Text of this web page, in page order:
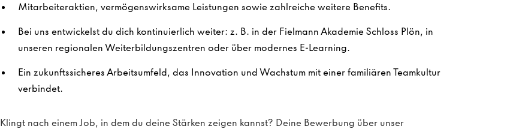
Mitarbeiteraktien, vermögenswirksame Leistungen sowie zahlreiche weitere Benefits.
Bei uns entwickelst du dich kontinuierlich weiter: z. B. in der Fielmann Akademie Schloss Plön, in
unseren regionalen Weiterbildungszentren oder über modernes E-Learning.
Ein zukunftssicheres Arbeitsumfeld, das Innovation und Wachstum mit einer familiären Teamkultur
verbindet.
Klingt nach einem Job, in dem du deine Stärken zeigen kannst? Deine Bewerbung über unser